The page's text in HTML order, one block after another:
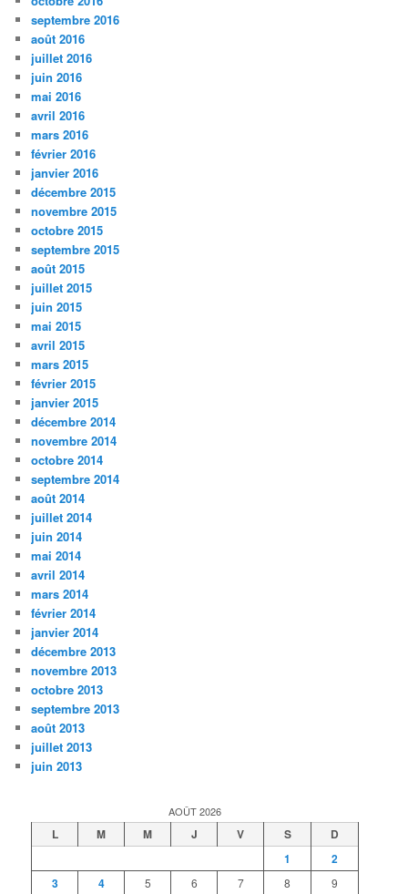
septembre 2016
août 2016
juillet 2016
juin 2016
mai 2016
avril 2016
mars 2016
février 2016
janvier 2016
décembre 2015
novembre 2015
octobre 2015
septembre 2015
août 2015
juillet 2015
juin 2015
mai 2015
avril 2015
mars 2015
février 2015
janvier 2015
décembre 2014
novembre 2014
octobre 2014
septembre 2014
août 2014
juillet 2014
juin 2014
mai 2014
avril 2014
mars 2014
février 2014
janvier 2014
décembre 2013
novembre 2013
octobre 2013
septembre 2013
août 2013
juillet 2013
juin 2013
AOÛT 2026
L M M J V S
D
1
2
3
4 5 6 7 8 9